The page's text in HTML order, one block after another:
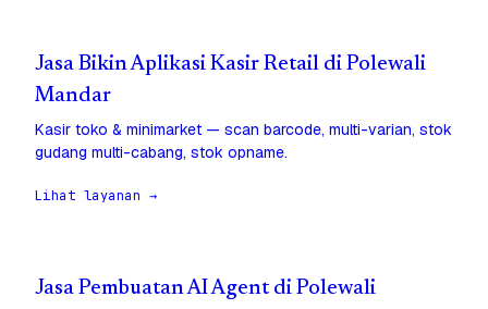
Jasa Bikin Aplikasi Kasir Retail di Polewali
Mandar
Kasir toko & minimarket — scan barcode, multi-varian, stok
gudang multi-cabang, stok opname.
Lihat layanan →
Jasa Pembuatan AI Agent di Polewali